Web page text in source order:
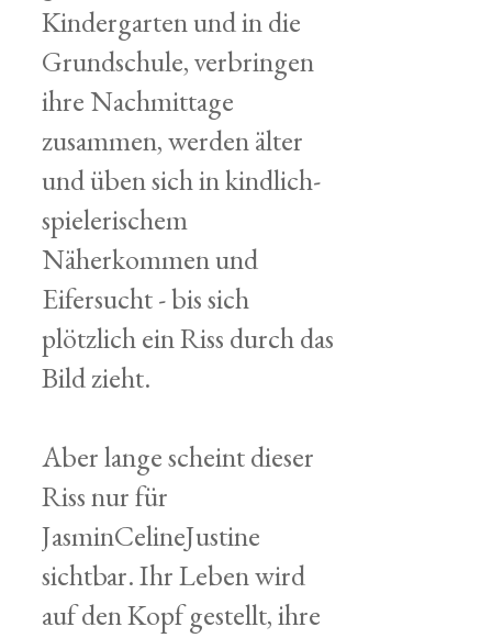
Kindergarten und in die
Grundschule, verbringen
ihre Nachmittage
zusammen, werden älter
und üben sich in kindlich-
spielerischem
Näherkommen und
Eifersucht - bis sich
plötzlich ein Riss durch das
Bild zieht.
Aber lange scheint dieser
Riss nur für
JasminCelineJustine
sichtbar. Ihr Leben wird
auf den Kopf gestellt, ihre